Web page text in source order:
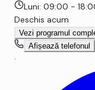
Luni: 09:00 -
Deschis acum
Vezi programul
Afișează telefonul
·